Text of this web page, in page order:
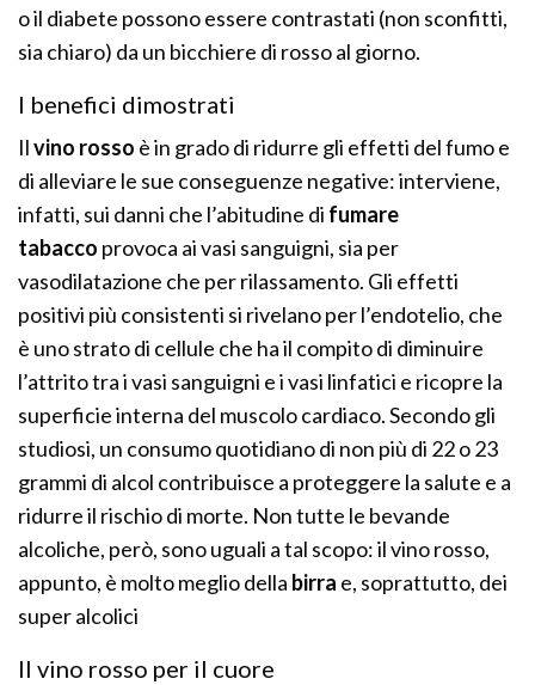
o il diabete possono essere contrastati (non sconfitti,
sia chiaro) da un bicchiere di rosso al giorno.
I benefici dimostrati
Ilvino rosso è in grado di ridurre gli effetti del fumo e
di alleviare le sue conseguenze negative: interviene,
infatti, sui danni che l’abitudine di fumare
tabacco provoca ai vasi sanguigni, sia per
vasodilatazione che per rilassamento. Gli effetti
positivi più consistenti si rivelano per l’endotelio, che
è uno strato di cellule che ha il compito di diminuire
l’attrito tra i vasi sanguigni e i vasi linfatici e ricopre la
superficie interna del muscolo cardiaco. Secondo gli
studiosi, un consumo quotidiano di non più di 22 o 23
grammi di alcol contribuisce a proteggere la salute e a
ridurre il rischio di morte. Non tutte le bevande
alcoliche, però, sono uguali a tal scopo: il vino rosso,
appunto, è molto meglio della birra e, soprattutto, dei
super alcolici
Il vino rosso per il cuore